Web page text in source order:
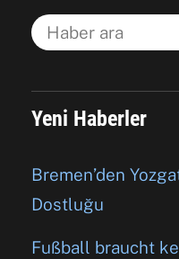
Yeni Haberler
Bremen’den
Dostluğu
Fußball braucht